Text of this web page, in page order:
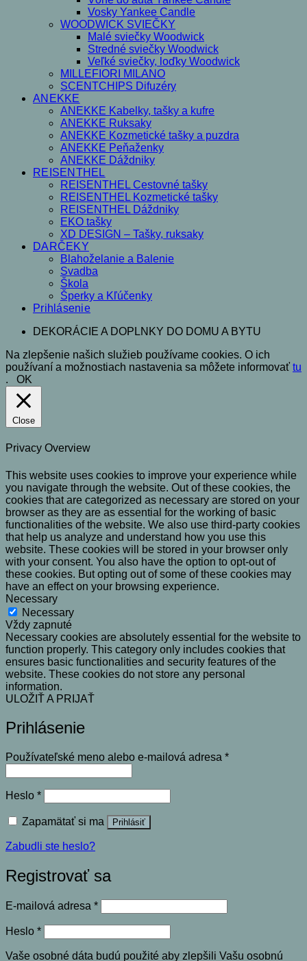
Vosky Yankee Candle
WOODWICK SVIEČKY
Malé sviečky Woodwick
Stredné sviečky Woodwick
Veľké sviečky, loďky Woodwick
MILLEFIORI MILANO
SCENTCHIPS Difuzéry
ANEKKE
ANEKKE Kabelky, tašky a kufre
ANEKKE Ruksaky
ANEKKE Kozmetické tašky a puzdra
ANEKKE Peňaženky
ANEKKE Dáždniky
REISENTHEL
REISENTHEL Cestovné tašky
REISENTHEL Kozmetické tašky
REISENTHEL Dáždniky
EKO tašky
XD DESIGN – Tašky, ruksaky
DARČEKY
Blahoželanie a Balenie
Svadba
Škola
Šperky a Kľúčenky
Prihlásenie
DEKORÁCIE A DOPLNKY DO DOMU A BYTU
Na zlepšenie našich služieb používame cookies. O ich
používaní a možnostiach nastavenia sa môžete informovať tu
. OK
Close
Privacy Overview
This website uses cookies to improve your experience while
you navigate through the website. Out of these cookies, the
cookies that are categorized as necessary are stored on your
browser as they are as essential for the working of basic
functionalities of the website. We also use third-party cookies
that help us analyze and understand how you use this
website. These cookies will be stored in your browser only
with your consent. You also have the option to opt-out of
these cookies. But opting out of some of these cookies may
have an effect on your browsing experience.
Necessary
Necessary
Vždy zapnuté
Necessary cookies are absolutely essential for the website to
function properly. This category only includes cookies that
ensures basic functionalities and security features of the
website. These cookies do not store any personal
information.
ULOŽIŤ A PRIJAŤ
Prihlásenie
Používateľské meno alebo e-mailová adresa *Povinné
Heslo *Povinné
Zapamätať si ma Prihlásiť
Zabudli ste heslo?
Registrovať sa
E-mailová adresa *Povinné
Heslo *Povinné
Vaše osobné dáta budú použité aby zlepšili Vašu osobnú